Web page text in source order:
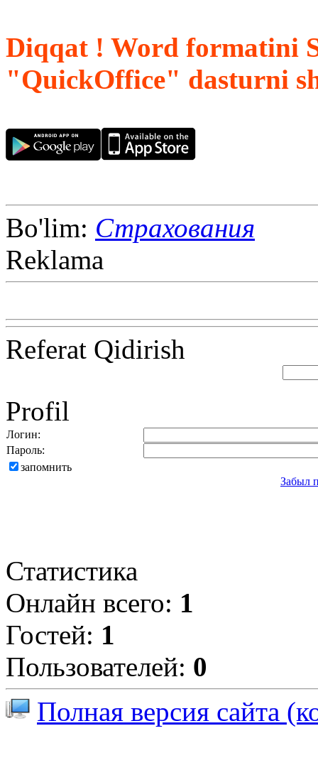
Diqqat ! Word formatini
"QuickOffice" dasturni
Bo'lim: Страхования
Reklama
Referat Qidirish
Profil
Логин:
Пароль:
запомнить
Забыл
Статистика
Онлайн всего: 1
Гостей: 1
Пользователей: 0
Полная версия сайта